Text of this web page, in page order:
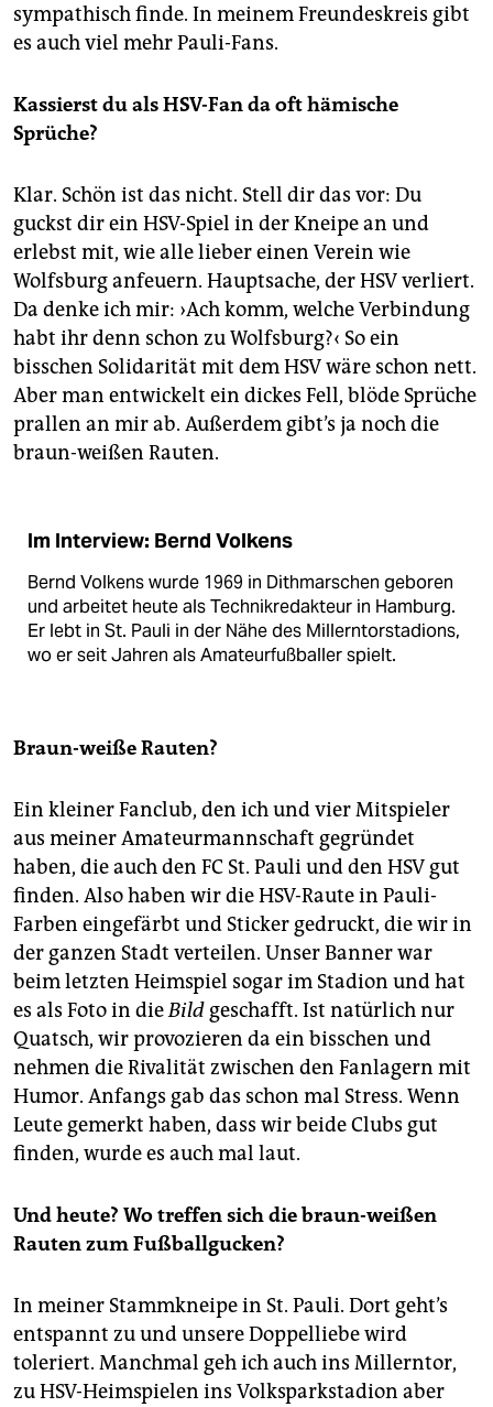
sympathisch finde. In meinem Freundeskreis gibt
es auch viel mehr Pauli-Fans.
Kassierst du als HSV-Fan da oft hämische
Sprüche?
Klar. Schön ist das nicht. Stell dir das vor: Du
guckst dir ein HSV-Spiel in der Kneipe an und
erlebst mit, wie alle lieber einen Verein wie
Wolfsburg anfeuern. Hauptsache, der HSV verliert.
Da denke ich mir: ›Ach komm, welche Verbindung
habt ihr denn schon zu Wolfsburg?‹ So ein
bisschen Solidarität mit dem HSV wäre schon nett.
Aber man entwickelt ein dickes Fell, blöde Sprüche
prallen an mir ab. Außerdem gibt’s ja noch die
braun-weißen Rauten.
Im Interview: Bernd Volkens
Bernd Volkens wurde 1969 in Dithmarschen geboren
und arbeitet heute als Technikredakteur in Hamburg.
Er lebt in St. Pauli in der Nähe des Millerntorstadions,
wo er seit Jahren als Amateurfußballer spielt.
Braun-weiße Rauten?
Ein kleiner Fanclub, den ich und vier Mitspieler
aus meiner Amateurmannschaft gegründet
haben, die auch den FC St. Pauli und den HSV gut
finden. Also haben wir die HSV-Raute in Pauli-
Farben eingefärbt und Sticker gedruckt, die wir in
der ganzen Stadt verteilen. Unser Banner war
beim letzten Heimspiel sogar im Stadion und hat
es als Foto in dieBild geschafft. Ist natürlich nur
Quatsch, wir provozieren da ein bisschen und
nehmen die Rivalität zwischen den Fanlagern mit
Humor. Anfangs gab das schon mal Stress. Wenn
Leute gemerkt haben, dass wir beide Clubs gut
finden, wurde es auch mal laut.
Und heute? Wo treffen sich die braun-weißen
Rauten zum Fußballgucken?
In meiner Stammkneipe in St. Pauli. Dort geht’s
entspannt zu und unsere Doppelliebe wird
toleriert. Manchmal geh ich auch ins Millerntor,
zu HSV-Heimspielen ins Volksparkstadion aber